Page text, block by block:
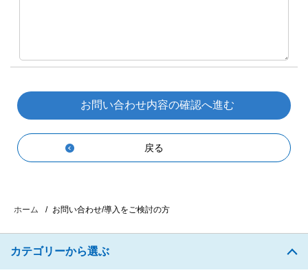
戻る
ホーム お問い合わせ/導入をご検討の方
カテゴリーから選ぶ